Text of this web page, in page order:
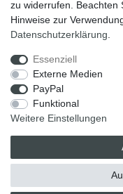
Widerrufs­recht
©
zu widerrufen. Beachten
Hinweise zur
Daten­schutz­erklärung
Essenziell
Externe Medien
PayPal
Funktional
Weitere Einstellungen